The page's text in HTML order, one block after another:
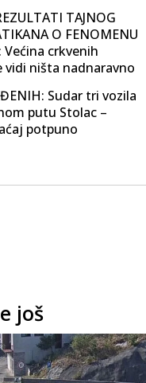
TAJNOG
O FENOMENU
Većina crkvenih
vidi ništa nadnaravno
Sudar tri vozila
putu Stolac –
potpuno
još